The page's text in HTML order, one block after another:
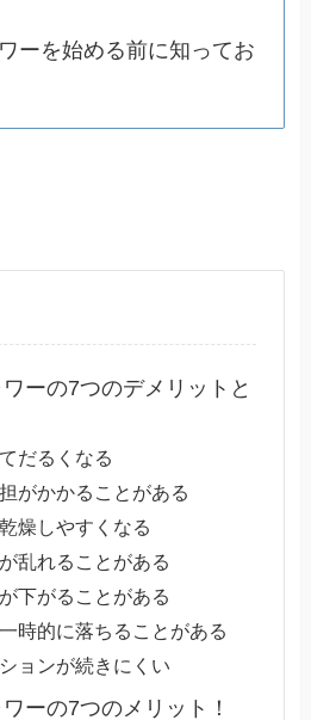
ーを始める前に知ってお
ーの7つのデメリットと
だるくなる
がかかることがある
燥しやすくなる
乱れることがある
下がることがある
時的に落ちることがある
ョンが続きにくい
ーの7つのメリット！